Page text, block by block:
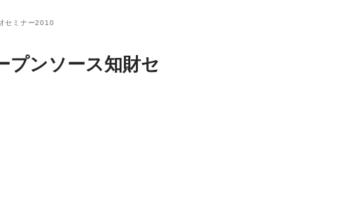
セミナー2010
プンソース知財セ